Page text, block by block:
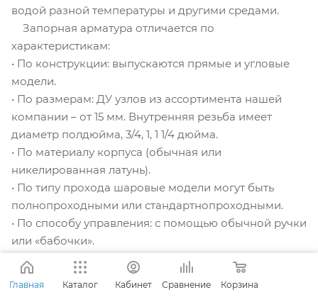
водой разной температуры и другими средами.
Запорная арматура отличается по
характеристикам:
• По конструкции: выпускаются прямые и угловые
модели.
• По размерам: ДУ узлов из ассортимента нашей
компании – от 15 мм. Внутренняя резьба имеет
диаметр полдюйма, 3/4, 1, 1 1/4 дюйма.
• По материалу корпуса (обычная или
никелированная латунь).
• По типу прохода шаровые модели могут быть
полнопроходными или стандартнопроходными.
• По способу управления: с помощью обычной ручки
или «бабочки».
Перед покупкой также необходимо проверить
диапазоны температур рабочей и окружающей
среды, на которые рассчитана модель. На нашем
Главная Каталог Кабинет Сравнение Корзина